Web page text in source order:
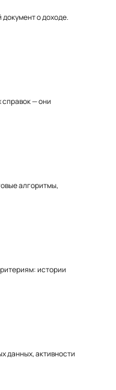
о доходе.
— они
алгоритмы,
истории
данных, активности